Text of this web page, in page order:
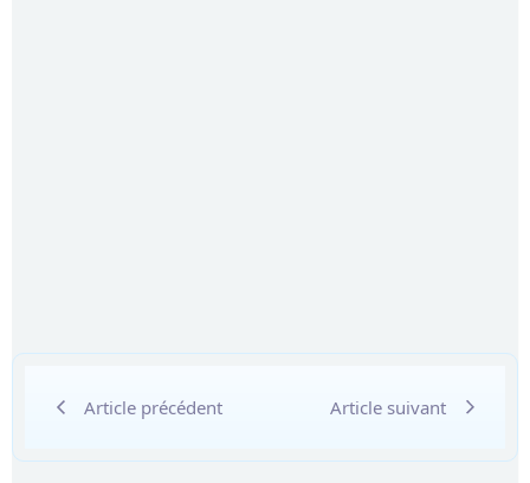
Article précédent Article suivant